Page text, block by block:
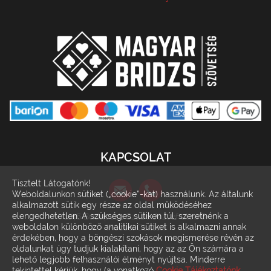
KAPCSOLAT
1146 Budapest, Szabó József utca 6.
(Récsei Center)
Tisztelt Látogatónk!
Weboldalunkon sütiket („cookie”-kat) használunk. Az általunk
alkalmazott sütik egy része az oldal működéséhez
elengedhetetlen. A szükséges sütiken túl, szeretnénk a
weboldalon különböző analitikai sütiket is alkalmazni annak
érdekében, hogy a böngészi szokások megismerése révén az
oldalunkat úgy tudjuk kialakítani, hogy az az Ön számára a
lehető legjobb felhasználói élményt nyújtsa. Minderre